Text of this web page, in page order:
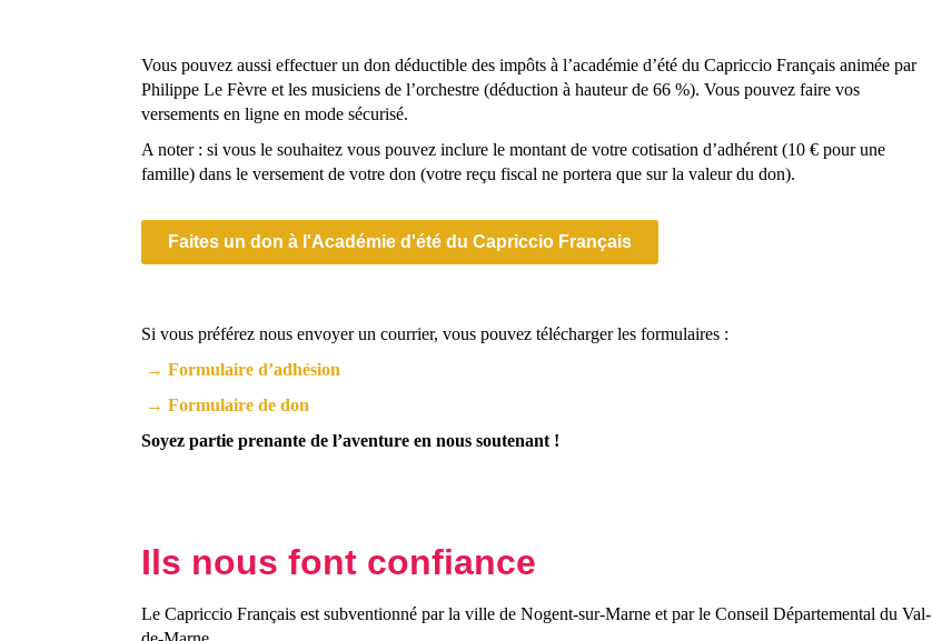
Vous pouvez aussi effectuer un don déductible des impôts à l’académie d’été du Capriccio Français animée par
Philippe Le Fèvre et les musiciens de l’orchestre (déduction à hauteur de 66 %). Vous pouvez faire vos
versements en ligne en mode sécurisé.
A noter : si vous le souhaitez vous pouvez inclure le montant de votre cotisation d’adhérent (10 € pour une
famille) dans le versement de votre don (votre reçu fiscal ne portera que sur la valeur du don).
Faites un don à l'Académie d'été du Capriccio Français
Si vous préférez nous envoyer un courrier, vous pouvez télécharger les formulaires :
→ Formulaire d’adhésion
→ Formulaire de don
Soyez partie prenante de l’aventure en nous soutenant !
Ils nous font confiance
Le Capriccio Français est subventionné par la ville de Nogent-sur-Marne et par le Conseil Départemental du Val-